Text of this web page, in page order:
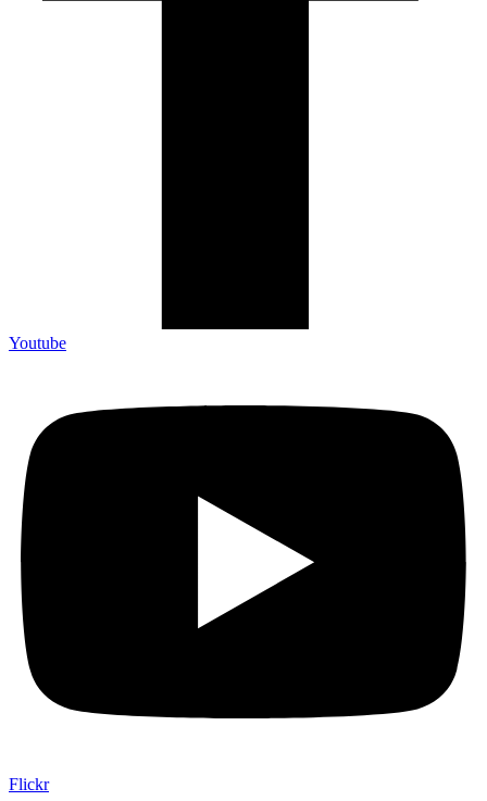
Youtube
Flickr